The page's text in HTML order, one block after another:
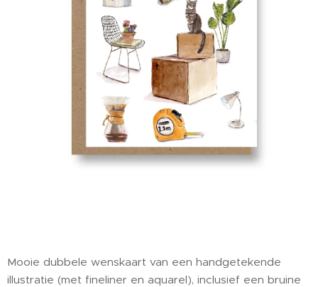
Mooie dubbele wenskaart van een handgetekende
illustratie (met fineliner en aquarel), inclusief een bruine